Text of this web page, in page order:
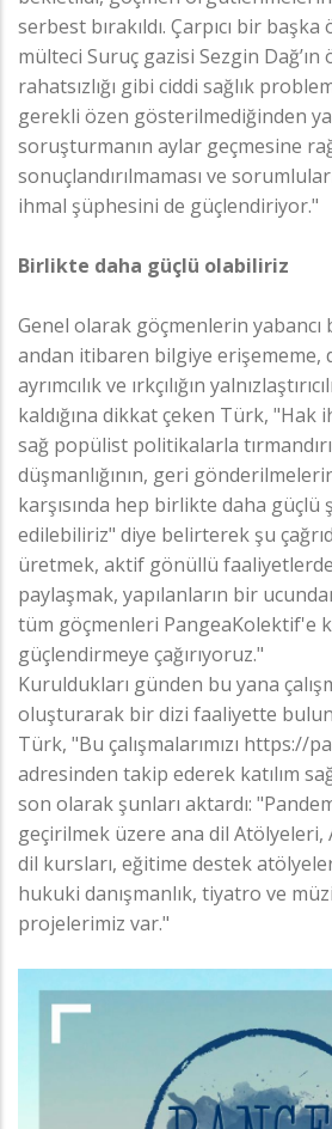
serbest bırakıldı. Çarpıcı bir
mülteci Suruç gazisi Sezgin
rahatsızlığı gibi ciddi sağlık
gerekli özen gösterilmediğinden
soruşturmanın aylar geçmesine
sonuçlandırılmaması ve
ihmal şüphesini de güçlendiriyor."
Birlikte daha güçlü olabiliriz
Genel olarak göçmenlerin
andan itibaren bilgiye erişememe,
ayrımcılık ve ırkçılığın
kaldığına dikkat çeken Türk, "Hak
sağ popülist politikalarla
düşmanlığının, geri
karşısında hep birlikte daha güçlü
edilebiliriz" diye belirterek şu
üretmek, aktif gönüllü
paylaşmak, yapılanların bir
tüm göçmenleri PangeaKolektif'e
güçlendirmeye çağırıyoruz."
Kuruldukları günden bu yana
oluşturarak bir dizi faaliyette
Türk, "Bu çalışmalarımızı https://
adresinden takip ederek katılım
son olarak şunları aktardı:
geçirilmek üzere ana dil Atölyeleri,
dil kursları, eğitime destek
hukuki danışmanlık, tiyatro ve
projelerimiz var."